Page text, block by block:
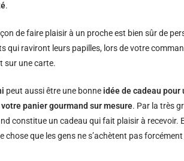
.
de faire plaisir à un proche est bien sûr de
qui raviront leurs papilles, lors de votre
sur une carte.
peut aussi être une bonne idée de cadeau pour
panier gourmand sur mesure. Par la très
constitue un cadeau qui fait plaisir à recevoir.
chose que les gens ne s’achètent pas